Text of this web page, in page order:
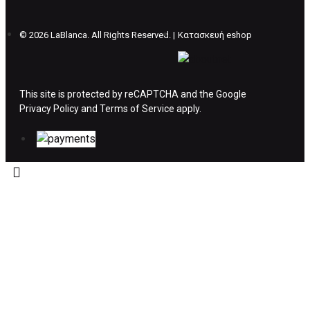
ΔΙΚΑΙΩΜΑ ΥΠΑΝΑΧΩΡΗΣΗΣ-ΕΠΙΣΤΡΟΦΗ
Η επιστροφή χρημάτων ακολουθείται στις
Το προϊόν θα πρέπει να βρίσκεται στην αρχική
© 2026 LaBlanca. All Rights Reserved. | Κατασκευή eshop
This site is protected by reCAPTCHA and the Google
Privacy Policyand Terms of Service apply.